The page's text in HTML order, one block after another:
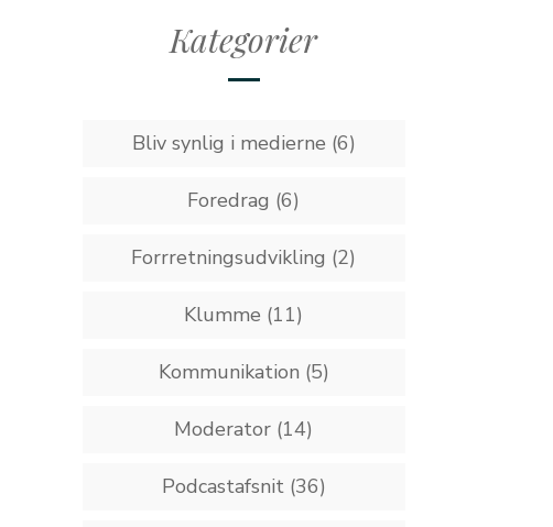
Kategorier
Bliv synlig i medierne (6)
Foredrag (6)
Forrretningsudvikling (2)
Klumme (11)
Kommunikation (5)
Moderator (14)
Podcastafsnit(36)